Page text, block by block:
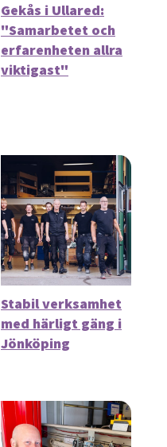
Gekås i Ullared:
"Samarbetet och
erfarenheten allra
viktigast"
Stabil verksamhet
med härligt gäng i
Jönköping